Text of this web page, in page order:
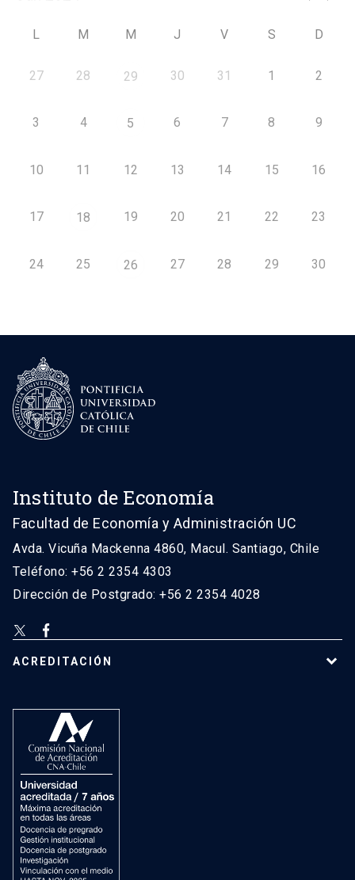
L M M J V S D
27 28 29 30 31 1 2
3 4 5 6 7 8 9
10 11 12 13 14 15 16
17 18 19 20 21 22 23
24 25 26 27 28 29 30
Instituto de Economía
Facultad de Economía y Administración UC
Avda. Vicuña Mackenna 4860, Macul. Santiago, Chile
Teléfono: +56 2 2354 4303
Dirección de Postgrado: +56 2 2354 4028
ACREDITACIÓN